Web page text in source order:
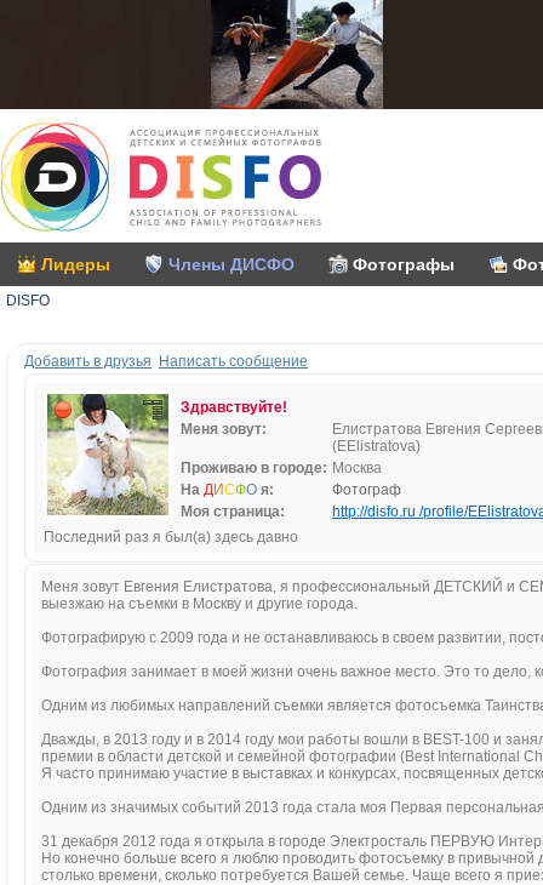
Лидеры Члены ДИСФО Фотографы
DISFO
Добавить в друзья Написать сообщение
Здравствуйте!
Меня зовут:
Елистратова Евгения
(EElistratova)
Проживаю в городе: Москва
На ДИСФО я:
Фотограф
Моя страница:
http://disfo.ru /profile/
Последний раз я был(а) здесь давно
Меня зовут Евгения Елистратова, я профессиональный ДЕТСКИЙ и
выезжаю на съемки в Москву и другие города.
Фотографирую с 2009 года и не останавливаюсь в своем развитии,
Фотография занимает в моей жизни очень важное место. Это то дело,
Одним из любимых направлений съемки является фотосъемка
Дважды, в 2013 году и в 2014 году мои работы вошли в BEST-100 и
премии в области детской и семейной фотографии (Best International
Я часто принимаю участие в выставках и конкурсах, посвященных
Одним из значимых событий 2013 года стала моя Первая
31 декабря 2012 года я открыла в городе Электросталь ПЕРВУЮ
Но конечно больше всего я люблю проводить фотосъемку в
столько времени, сколько потребуется Вашей семье. Чаще всего я